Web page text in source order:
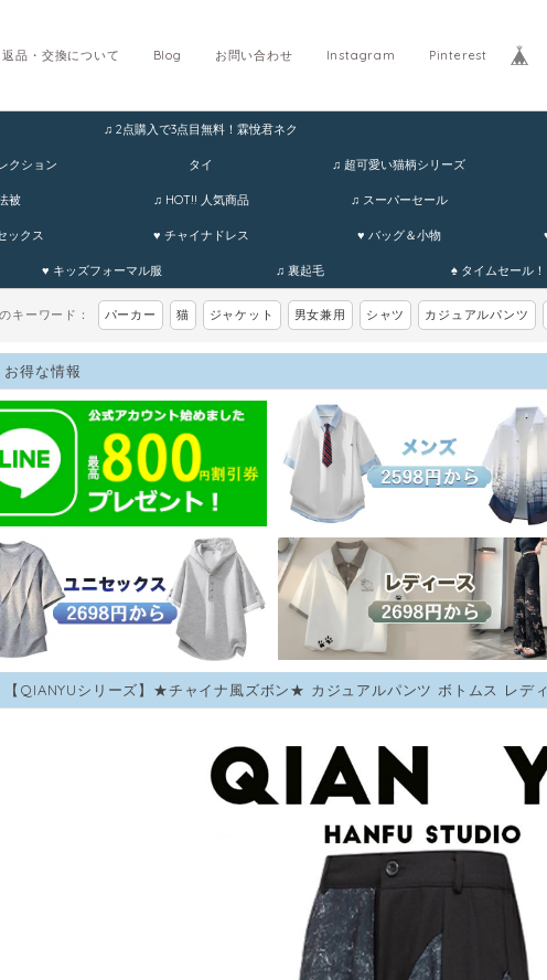
Pinterest
Instagram
お問い合わせ
Blog
返品・交換について
クション
♫ 2点購入で3点目無料！霖悅君ネク
タイ ♫ 超可愛い猫柄シリーズ
被 ♫ HOT!! 人気商品 ♫ スーパーセール
ックス ♥ チャイナドレス ♥ バッグ＆小物
♥ キッズフォーマル服 ♫ 裏起毛 ♠ タイムセール！
キーワード： パーカー 猫 ジャケット 男女兼用 シャツ カジュアルパンツ
お得な情報
【QIANYUシリーズ】★チャイナ風ズボン★ カジュアルパンツ ボトムス レデ